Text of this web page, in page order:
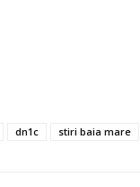
dn1c stiri baia mare